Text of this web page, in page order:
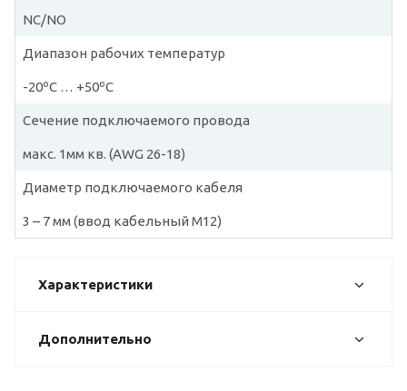
NC/NO
Диапазон рабочих температур
-20ºС … +50ºС
Сечение подключаемого провода
макс. 1мм кв. (AWG 26-18)
Диаметр подключаемого кабеля
3 – 7 мм (ввод кабельный М12)
Характеристики
Дополнительно